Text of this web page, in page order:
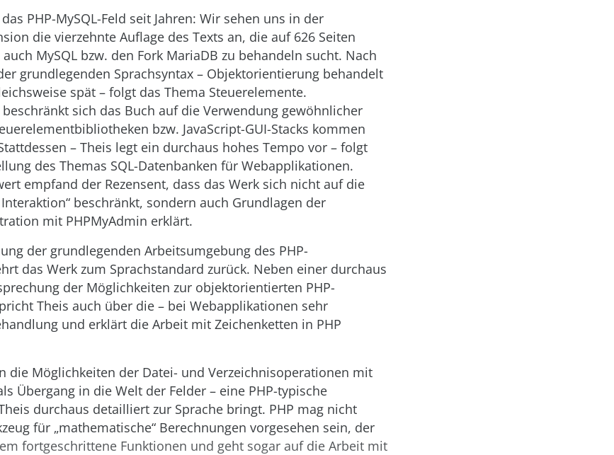
PHP-MySQL-Feld seit Jahren: Wir sehen uns in der
die vierzehnte Auflage des Texts an, die auf 626 Seiten
MySQL bzw. den Fork MariaDB zu behandeln sucht. Nach
grundlegenden Sprachsyntax – Objektorientierung behandelt
spät – folgt das Thema Steuerelemente.
sich das Buch auf die Verwendung gewöhnlicher
bzw. JavaScript-GUI-Stacks kommen
– Theis legt ein durchaus hohes Tempo vor – folgt
des Themas SQL-Datenbanken für Webapplikationen.
empfand der Rezensent, dass das Werk sich nicht auf die
beschränkt, sondern auch Grundlagen der
mit PHPMyAdmin erklärt.
der grundlegenden Arbeitsumgebung des PHP-
das Werk zum Sprachstandard zurück. Neben einer durchaus
der Möglichkeiten zur objektorientierten PHP-
Theis auch über die – bei Webapplikationen sehr
und erklärt die Arbeit mit Zeichenketten in PHP
die Möglichkeiten der Datei- und Verzeichnisoperationen mit
Übergang in die Welt der Felder – eine PHP-typische
durchaus detailliert zur Sprache bringt. PHP mag nicht
für „mathematische“ Berechnungen vorgesehen sein, der
fortgeschrittene Funktionen und geht sogar auf die Arbeit mit